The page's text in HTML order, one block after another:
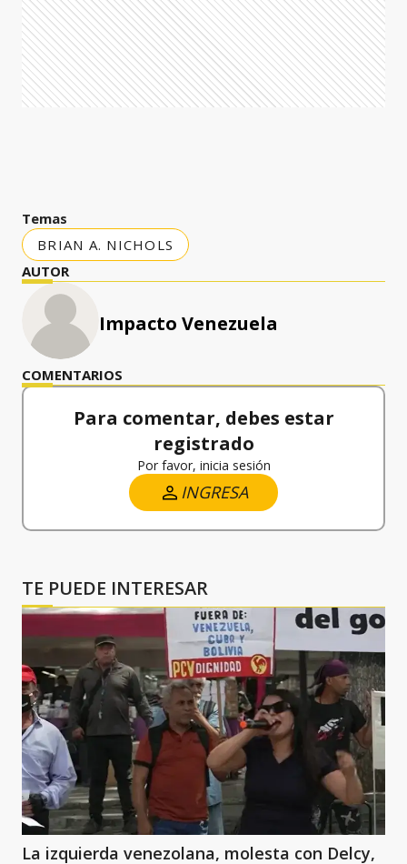
Temas
BRIAN A. NICHOLS
AUTOR
Impacto Venezuela
COMENTARIOS
Para comentar, debes estar
registrado
Por favor, inicia sesión
INGRESA
TE PUEDE INTERESAR
La izquierda venezolana, molesta con Delcy,